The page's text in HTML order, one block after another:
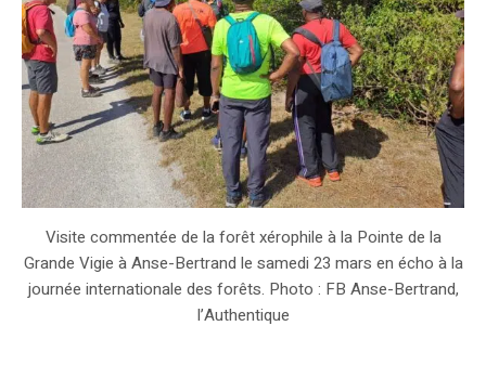
Visite commentée de la forêt xérophile à la Pointe de la
Grande Vigie à Anse-Bertrand le samedi 23 mars en écho à la
journée internationale des forêts. Photo : FB Anse-Bertrand,
l’Authentique